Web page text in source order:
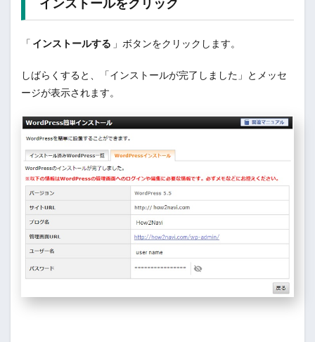
「 インストールする 」ボタンをクリックします。
しばらくすると、「インストールが完了しました」とメッセ
ージが表示されます。